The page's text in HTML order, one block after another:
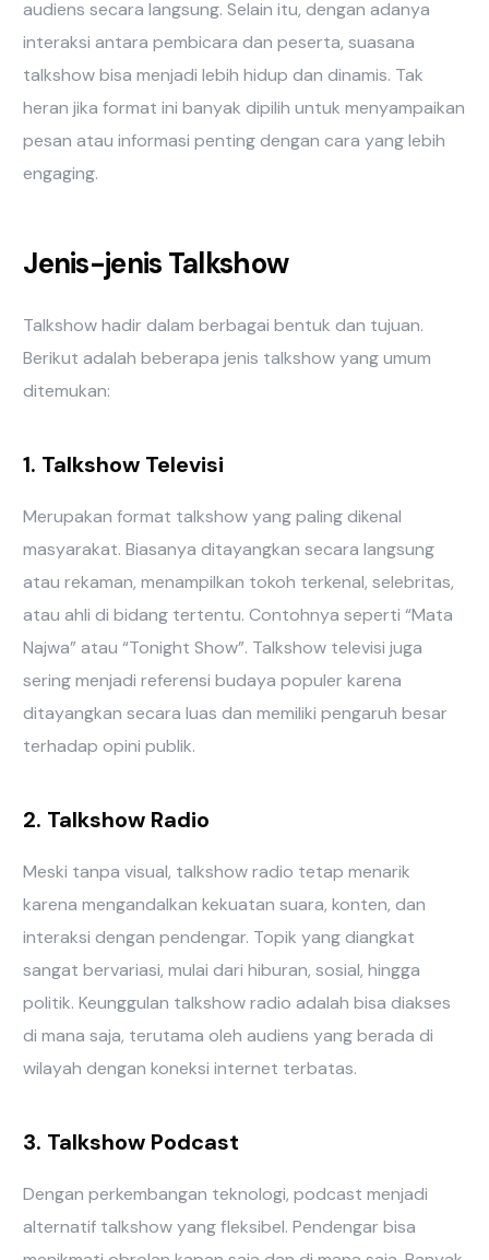
audiens secara langsung. Selain itu, dengan adanya
interaksi antara pembicara dan peserta, suasana
talkshow bisa menjadi lebih hidup dan dinamis. Tak
heran jika format ini banyak dipilih untuk menyampaikan
pesan atau informasi penting dengan cara yang lebih
engaging.
Jenis-jenis Talkshow
Talkshow hadir dalam berbagai bentuk dan tujuan.
Berikut adalah beberapa jenis talkshow yang umum
ditemukan:
1. Talkshow Televisi
Merupakan format talkshow yang paling dikenal
masyarakat. Biasanya ditayangkan secara langsung
atau rekaman, menampilkan tokoh terkenal, selebritas,
atau ahli di bidang tertentu. Contohnya seperti “Mata
Najwa” atau “Tonight Show”. Talkshow televisi juga
sering menjadi referensi budaya populer karena
ditayangkan secara luas dan memiliki pengaruh besar
terhadap opini publik.
2. Talkshow Radio
Meski tanpa visual, talkshow radio tetap menarik
karena mengandalkan kekuatan suara, konten, dan
interaksi dengan pendengar. Topik yang diangkat
sangat bervariasi, mulai dari hiburan, sosial, hingga
politik. Keunggulan talkshow radio adalah bisa diakses
di mana saja, terutama oleh audiens yang berada di
wilayah dengan koneksi internet terbatas.
3. Talkshow Podcast
Dengan perkembangan teknologi, podcast menjadi
alternatif talkshow yang fleksibel. Pendengar bisa